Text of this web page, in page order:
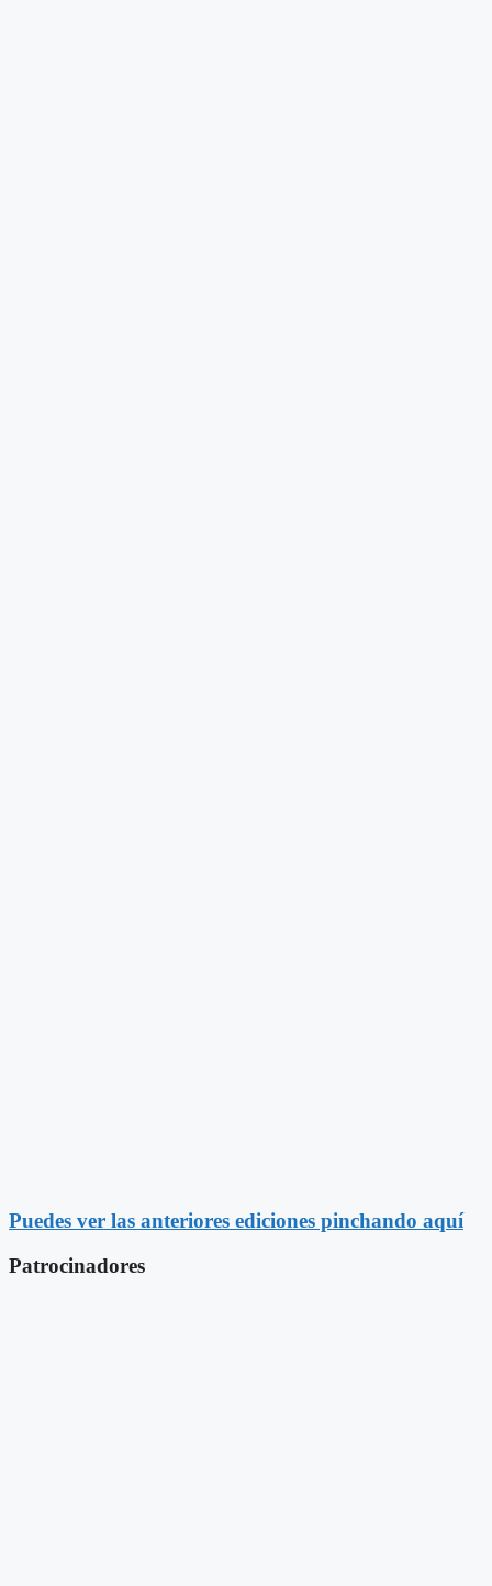
Puedes ver las anteriores ediciones pinchando aquí
Patrocinadores